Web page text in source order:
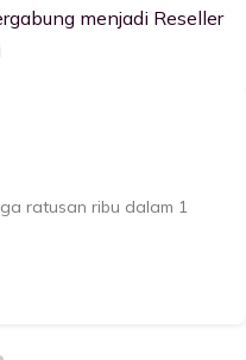
menjadi Reseller
ratusan ribu dalam 1